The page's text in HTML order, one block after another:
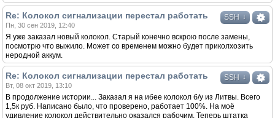
SSH ↓
Re: Колокол сигнализации перестал работать
Пн, 30 сен 2019, 12:40
Я уже заказал новый колокол. Старый конечно вскрою после замены,
посмотрю что выжило. Может со временем можно будет приколхозить
неродной аккум.
SSH ↓
Re: Колокол сигнализации перестал работать
Вт, 08 окт 2019, 13:10
В продолжение истории... Заказал я на ибее колокол б/у из Литвы. Всего
1,5к руб. Написано было, что проверено, работает 100%. На моё
удивление колокол действительно оказался рабочим. Теперь штатка